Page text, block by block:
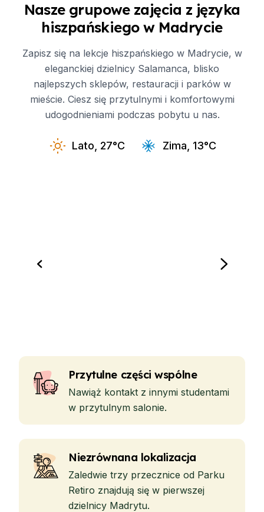
Nasze grupowe zajęcia z języka
hiszpańskiego w Madrycie
Zapisz się na lekcje hiszpańskiego w Madrycie, w
eleganckiej dzielnicy Salamanca, blisko
najlepszych sklepów, restauracji i parków w
mieście. Ciesz się przytulnymi i komfortowymi
udogodnieniami podczas pobytu u nas.
Lato, 27°C Zima, 13°C
Przytulne części wspólne
Nawiąż kontakt z innymi studentami
w przytulnym salonie.
Niezrównana lokalizacja
Zaledwie trzy przecznice od Parku
Retiro znajdują się w pierwszej
dzielnicy Madrytu.